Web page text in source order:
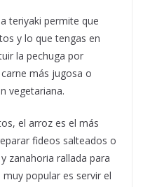
teriyaki permite que
y lo que tengas en
la pechuga por
más jugosa o
vegetariana.
el arroz es el más
fideos salteados o
zanahoria rallada para
popular es servir el